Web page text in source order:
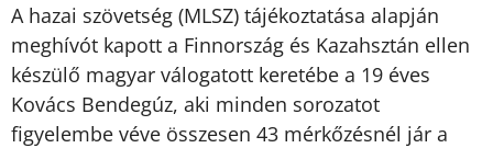
A hazai szövetség (MLSZ) tájékoztatása alapján
meghívót kapott a Finnország és Kazahsztán ellen
készülő magyar válogatott keretébe a 19 éves
Kovács Bendegúz, aki minden sorozatot
figyelembe véve összesen 43 mérkőzésnél jár a